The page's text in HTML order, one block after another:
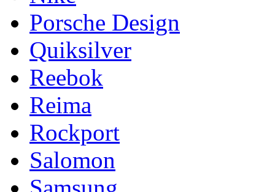
Porsche Design
Quiksilver
Reebok
Reima
Rockport
Salomon